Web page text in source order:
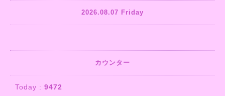
2026.08.07 Friday
カウンター
Today : 9472